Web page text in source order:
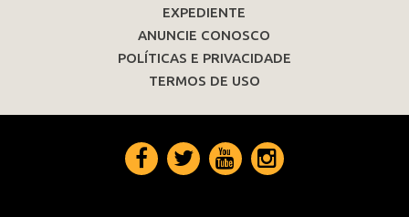
EXPEDIENTE
ANUNCIE CONOSCO
POLÍTICAS E PRIVACIDADE
TERMOS DE USO